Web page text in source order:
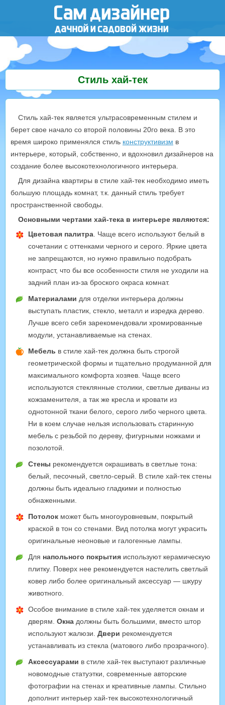
Стиль хай-тек
Стиль хай-тек является ультрасовременным стилем и
берет свое начало со второй половины 20го века. В это
время широко применялся стиль конструктивизм в
интерьере, который, собственно, и вдохновил дизайнеров на
создание более высокотехнологичного интерьера.
Для дизайна квартиры в стиле хай-тек необходимо иметь
большую площадь комнат, т.к. данный стиль требует
пространственной свободы.
Основными чертами хай-тека в интерьере являются:
Цветовая палитра . Чаще всего используют белый в
сочетании с оттенками черного и серого. Яркие цвета
не запрещаются, но нужно правильно подобрать
контраст, что бы все особенности стиля не уходили на
задний план из-за броского окраса комнат.
Материалами для отделки интерьера должны
выступать пластик, стекло, металл и изредка дерево.
Лучше всего себя зарекомендовали хромированные
модули, устанавливаемые на стенах.
Мебель в стиле хай-тек должна быть строгой
геометрической формы и тщательно продуманной для
максимального комфорта хозяев. Чаще всего
используются стеклянные столики, светлые диваны из
кожзаменителя, а так же кресла и кровати из
однотонной ткани белого, серого либо черного цвета.
Ни в коем случае нельзя использовать старинную
мебель с резьбой по дереву, фигурными ножками и
позолотой.
Стены рекомендуется окрашивать в светлые тона:
белый, песочный, светло-серый. В стиле хай-тек стены
должны быть идеально гладкими и полностью
обнаженными.
Потолок может быть многоуровневым, покрытый
краской в тон со стенами. Вид потолка могут украсить
оригинальные неоновые и галогенные лампы.
Для напольного покрытия используют керамическую
плитку. Поверх нее рекомендуется настелить светлый
ковер либо более оригинальный аксессуар — шкуру
животного.
Особое внимание в стиле хай-тек уделяется окнам и
дверям. Окна должны быть большими, вместо штор
используют жалюзи. Двери рекомендуется
устанавливать из стекла (матового либо прозрачного).
Аксессуарами в стиле хай-тек выступают различные
новомодные статуэтки, современные авторские
фотографии на стенах и креативные лампы. Стильно
дополнит интерьер хай-тек высокотехнологичный